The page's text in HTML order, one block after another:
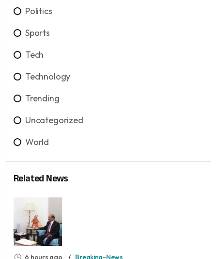
Politics
Sports
Tech
Technology
Trending
Uncategorized
World
Related News
6 hours ago Breaking-News